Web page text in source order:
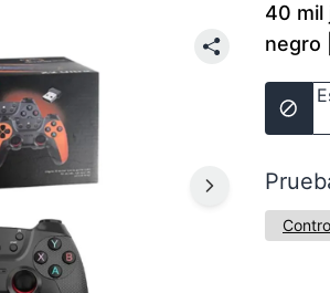
40 mil
negro